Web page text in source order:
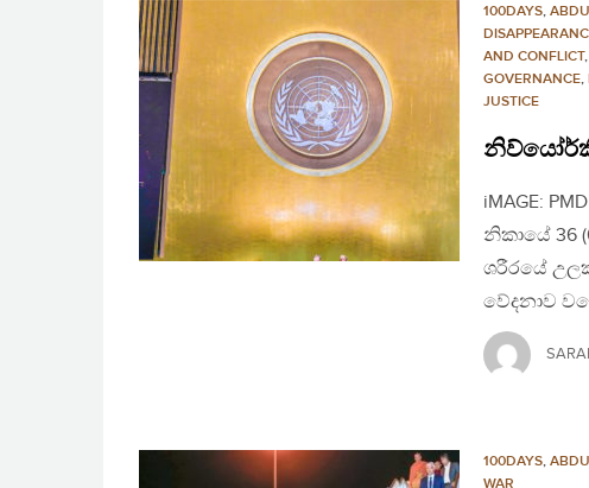
100DAYS,
AND CONFLICT,
GOVERNANCE,
JUSTICE
නිව්යෝර්කි
iMAGE:
නිකායේ 36
ශරීරයේ
වේදනාව
100DAYS,
WAR